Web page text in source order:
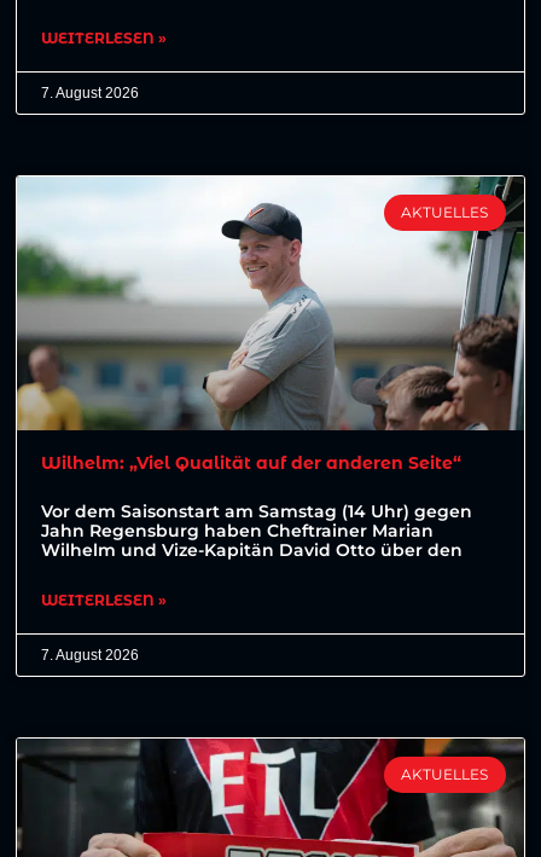
WEITERLESEN »
7. August 2026
AKTUELLES
Wilhelm: „Viel Qualität auf der anderen Seite“
Vor dem Saisonstart am Samstag (14 Uhr) gegen
Jahn Regensburg haben Cheftrainer Marian
Wilhelm und Vize-Kapitän David Otto über den
WEITERLESEN »
7. August 2026
AKTUELLES